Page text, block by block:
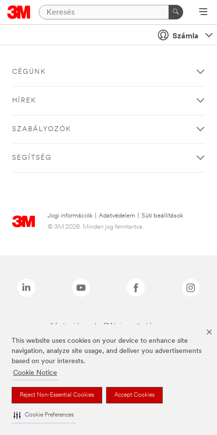
This website uses cookies on your device to enhance site
navigation, analyze site usage, and deliver you advertisements
based on your interests.
Cookie Notice
Reject Non-Essential Cookies Accept Cookies
Cookie Preferences
Számla
CÉGÜNK
HÍREK
SZABÁLYOZÓK
SEGÍTSÉG
Jogi információk Adatvédelem
Süti beállítások
© 3M 2026. Minden jog fenntartva.
A fenti márkanevek a 3M bejegyzett védjegyei.